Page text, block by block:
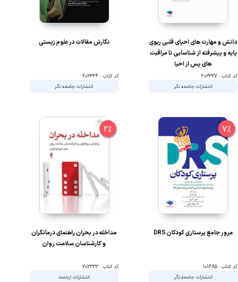
دانش و مهارت های احیای قلبی ریوی
پایه و پیشرفته از شناسایی تا مراقبت
های پس از احیا
کد کتاب : 202327
انتشارات جامعه نگر
نگارش مقالات در علوم زیستی
کد کتاب : 202326
انتشارات جامعه نگر
7%
مرور جامع پرستاری کودکان DRS
کد کتاب : 101685
انتشارات جامعه نگر
2%
مداخله در بحران راهنمای درمانگران
و کارشناسان سلامت روان
کد کتاب : 202323
انتشارات ارجمند